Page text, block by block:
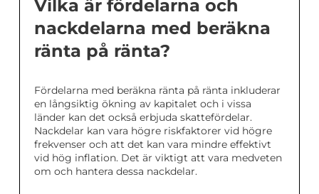
Vilka är fördelarna och
nackdelarna med beräkna
ränta på ränta?
Fördelarna med beräkna ränta på ränta inkluderar
en långsiktig ökning av kapitalet och i vissa
länder kan det också erbjuda skattefördelar.
Nackdelar kan vara högre riskfaktorer vid högre
frekvenser och att det kan vara mindre effektivt
vid hög inflation. Det är viktigt att vara medveten
om och hantera dessa nackdelar.